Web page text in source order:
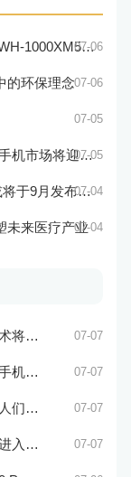
电池和多项创新功能07-06
的环保理念07-06
07-05
将迎来新变革07-05
包括一款Pro版本07-04
未来医疗产业07-04
要趋势 07-07
所在 07-07
行 07-07
段 07-07